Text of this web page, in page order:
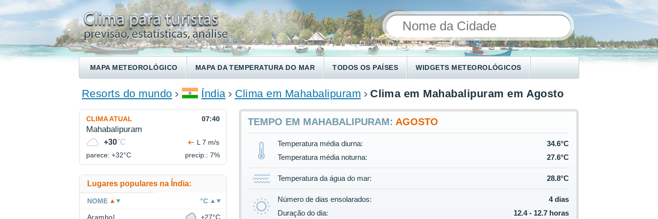
MAPA METEOROLÓGICO MAPA DA TEMPERATURA DO MAR TODOS OS PAÍSES WIDGETS METEOROLÓGICOS
ENCONTRE UM HOTEL
Resorts do mundo Índia Clima em Mahabalipuram Clima em Mahabalipuram em Agosto
TEMPO EM MAHABALIPURAM: AGOSTO
Temperatura média diurna:
34.6°C
Temperatura média noturna:
27.6°C
Temperatura da água do mar: 28.8°C
Número de dias ensolarados:
4 dias
Duração do dia:
12.4 - 12.7 horas
CLIMA ATUAL 07:40
Mahabalipuram
+30°C
L 7 m/s
parece: +32°C precip.: 7%
Lugares populares na Índia:
NOME °C
Arambol +27°C